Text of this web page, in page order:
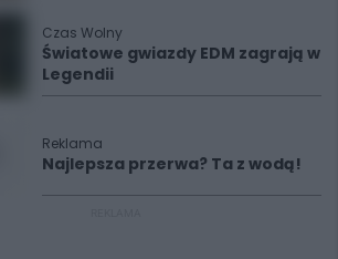
Czas Wolny
Światowe gwiazdy EDM zagrają w
Legendii
Reklama
Najlepsza przerwa? Ta z wodą!